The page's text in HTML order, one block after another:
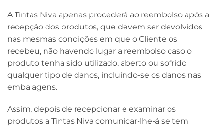
A Tintas Niva apenas procederá ao reembolso após a
recepção dos produtos, que devem ser devolvidos
nas mesmas condições em que o Cliente os
recebeu, não havendo lugar a reembolso caso o
produto tenha sido utilizado, aberto ou sofrido
qualquer tipo de danos, incluindo-se os danos nas
embalagens.
Assim, depois de recepcionar e examinar os
produtos a Tintas Niva comunicar-lhe-á se tem